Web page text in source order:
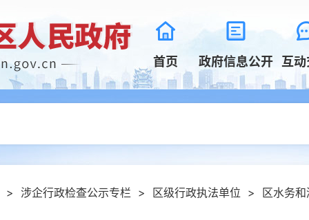
首页 政府信息公开 互
> 涉企行政检查公示专栏 > 区级行政执法单位 > 区水务